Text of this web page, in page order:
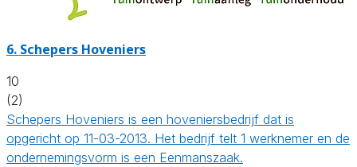
6. Schepers Hoveniers
10
(2)
Schepers Hoveniers is een hoveniersbedrijf dat is
opgericht op 11-03-2013. Het bedrijf telt 1 werknemer en de
ondernemingsvorm is een Eenmanszaak.